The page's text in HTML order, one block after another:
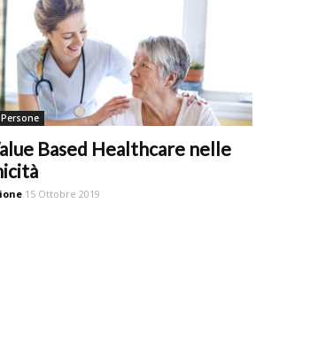
Based Healthcare nelle
15 Ottobre 2019